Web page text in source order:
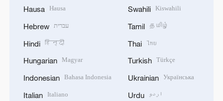
Hausa Hausa
Hebrew עברית
Hindi हिन्दी
Hungarian Magyar
Indonesian Bahasa Indonesia
Italian Italiano
Swahili Kiswahili
Tamil தமிழ்
Thai ไทย
Turkish Türkçe
Ukrainian Українська
Urdu اردو